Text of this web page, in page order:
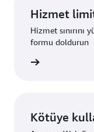
Hizmet
Hizmet sınırını
formu doldurun
Kötüye